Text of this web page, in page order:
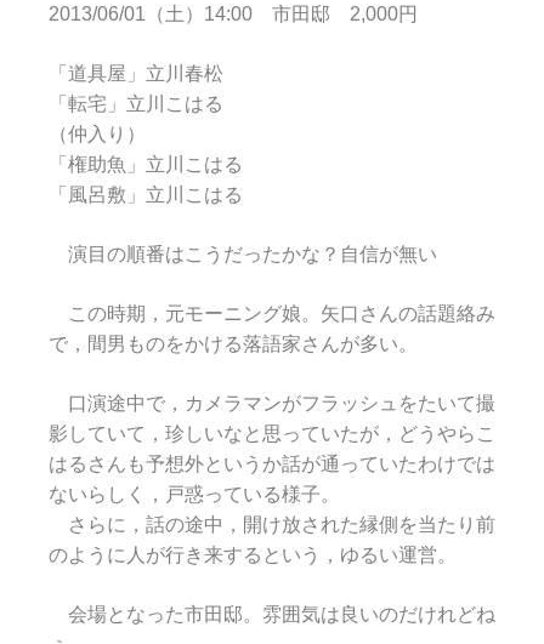
2013/06/01（土）14:00 市田邸 2,000円
「道具屋」立川春松
「転宅」立川こはる
（仲入り）
「権助魚」立川こはる
「風呂敷」立川こはる
演目の順番はこうだったかな？自信が無い
この時期，元モーニング娘。矢口さんの話題絡み
で，間男ものをかける落語家さんが多い。
口演途中で，カメラマンがフラッシュをたいて撮
影していて，珍しいなと思っていたが，どうやらこ
はるさんも予想外というか話が通っていたわけでは
ないらしく，戸惑っている様子。
さらに，話の途中，開け放された縁側を当たり前
のように人が行き来するという，ゆるい運営。
会場となった市田邸。雰囲気は良いのだけれどね